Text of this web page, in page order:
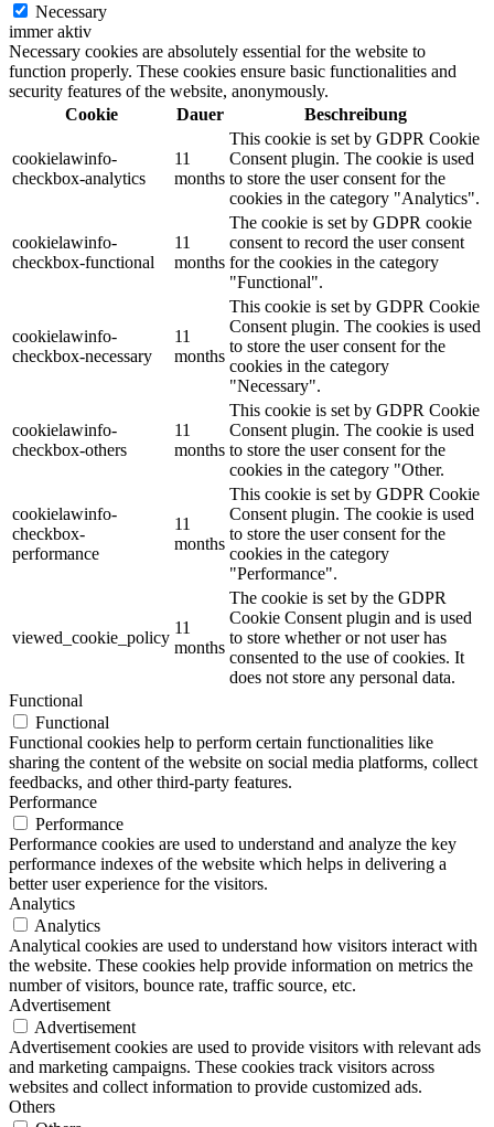
Necessary
immer aktiv
Necessary cookies are absolutely essential for the website to
function properly. These cookies ensure basic functionalities and
security features of the website, anonymously.
Cookie
Dauer Beschreibung
cookielawinfo-
checkbox-analytics
11
months
This cookie is set by GDPR Cookie
Consent plugin. The cookie is used
to store the user consent for the
cookies in the category "Analytics".
cookielawinfo-
checkbox-functional
11
months
The cookie is set by GDPR cookie
consent to record the user consent
for the cookies in the category
"Functional".
cookielawinfo-
checkbox-necessary
11
months
This cookie is set by GDPR Cookie
Consent plugin. The cookies is used
to store the user consent for the
cookies in the category
"Necessary".
cookielawinfo-
checkbox-others
11
months
This cookie is set by GDPR Cookie
Consent plugin. The cookie is used
to store the user consent for the
cookies in the category "Other.
cookielawinfo-
checkbox-
performance
11
months
This cookie is set by GDPR Cookie
Consent plugin. The cookie is used
to store the user consent for the
cookies in the category
"Performance".
viewed_cookie_policy
11
months
The cookie is set by the GDPR
Cookie Consent plugin and is used
to store whether or not user has
consented to the use of cookies. It
does not store any personal data.
Functional
Functional
Functional cookies help to perform certain functionalities like
sharing the content of the website on social media platforms, collect
feedbacks, and other third-party features.
Performance
Performance
Performance cookies are used to understand and analyze the key
performance indexes of the website which helps in delivering a
better user experience for the visitors.
Analytics
Analytics
Analytical cookies are used to understand how visitors interact with
the website. These cookies help provide information on metrics the
number of visitors, bounce rate, traffic source, etc.
Advertisement
Advertisement
Advertisement cookies are used to provide visitors with relevant ads
and marketing campaigns. These cookies track visitors across
websites and collect information to provide customized ads.
Others